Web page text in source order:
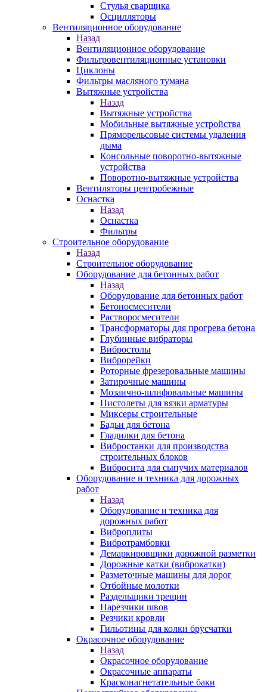
Стулья сварщика
Осцилляторы
Вентиляционное оборудование
Назад
Вентиляционное оборудование
Фильтровентиляционные установки
Циклоны
Фильтры масляного тумана
Вытяжные устройства
Назад
Вытяжные устройства
Мобильные вытяжные устройства
Пряморельсовые системы удаления
дыма
Консольные поворотно-вытяжные
устройства
Поворотно-вытяжные устройства
Вентиляторы центробежные
Оснастка
Назад
Оснастка
Фильтры
Строительное оборудование
Назад
Строительное оборудование
Оборудование для бетонных работ
Назад
Оборудование для бетонных работ
Бетоносмесители
Растворосмесители
Трансформаторы для прогрева бетона
Глубинные вибраторы
Вибростолы
Виброрейки
Роторные фрезеровальные машины
Затирочные машины
Мозаично-шлифовальные машины
Пистолеты для вязки арматуры
Миксеры строительные
Бадьи для бетона
Гладилки для бетона
Вибростанки для производства
строительных блоков
Вибросита для сыпучих материалов
Оборудование и техника для дорожных
работ
Назад
Оборудование и техника для
дорожных работ
Виброплиты
Вибротрамбовки
Демаркировщики дорожной разметки
Дорожные катки (виброкатки)
Разметочные машины для дорог
Отбойные молотки
Раздельщики трещин
Нарезчики швов
Резчики кровли
Гильотины для колки брусчатки
Окрасочное оборудование
Назад
Окрасочное оборудование
Окрасочные аппараты
Красконагнетательные баки